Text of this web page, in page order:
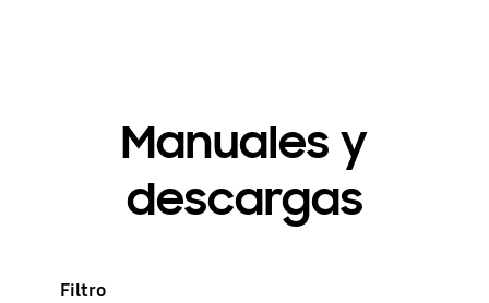
Manuales y
descargas
Filtro